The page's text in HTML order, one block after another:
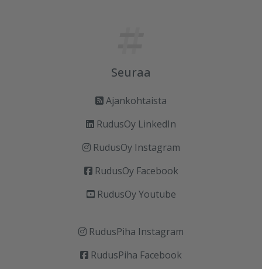
Seuraa
Ajankohtaista
RudusOy LinkedIn
RudusOy Instagram
RudusOy Facebook
RudusOy Youtube
RudusPiha Instagram
RudusPiha Facebook